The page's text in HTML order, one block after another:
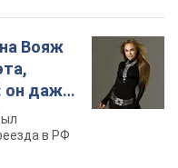
Вояж
он даже
в РФ